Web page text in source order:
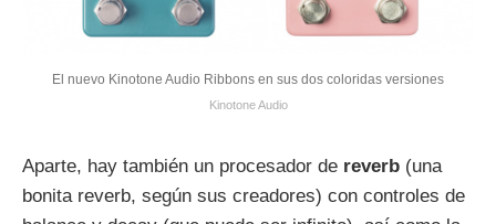
El nuevo Kinotone Audio Ribbons en sus dos coloridas versiones
Kinotone Audio
Aparte, hay también un procesador de reverb (una
bonita reverb, según sus creadores) con controles de